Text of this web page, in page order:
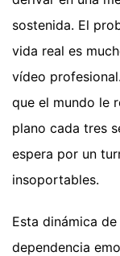
sostenida. El
vida real es
vídeo
que el mundo le
plano cada tres
espera por un
insoportables.
Esta dinámica
dependencia